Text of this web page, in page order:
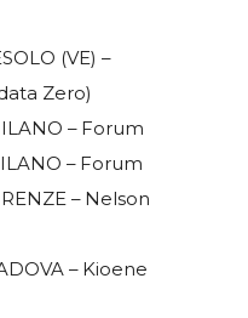
(VE) –
Zero)
– Forum
– Forum
– Nelson
– Kioene